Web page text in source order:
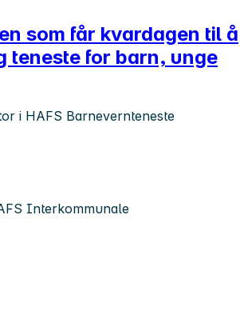
som får kvardagen til å
teneste for barn, unge
i HAFS Barnevernteneste
Interkommunale